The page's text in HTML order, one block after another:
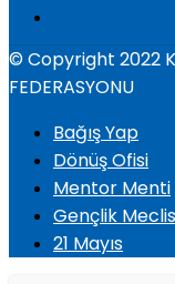
© Copyright 2022
FEDERASYONU
Bağış Yap
Dönüş Ofisi
Mentor Menti
Gençlik
21 Mayıs